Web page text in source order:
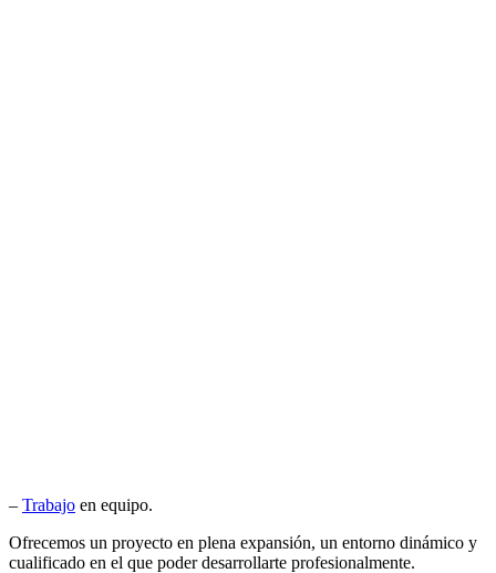
– Trabajo en equipo.
Ofrecemos un proyecto en plena expansión, un entorno dinámico y
cualificado en el que poder desarrollarte profesionalmente.